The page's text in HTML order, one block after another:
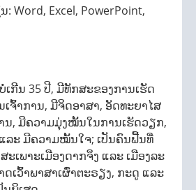
Word, Excel, PowerPoint,
ເກີນ 35 ປີ, ມີທັກສະຂອງການເຮັດ
ເຈົ້າການ, ມີຈິດອາສາ, ອັດທະຍາໄສ
ນ, ມີຄວາມມຸ່ງໝັ້ນໃນການເຮັດວຽກ,
ະ ມີຄວາມໝັ້ນໃຈ; ເປັນຄົນຟື້ນທີ່
ະເພາະເມືອງດາກຈຶງ ແລະ ເມືອງລະ
ເວົ້າພາສາເຜົ່າຕະຣຽງ, ກະດູ ແລະ